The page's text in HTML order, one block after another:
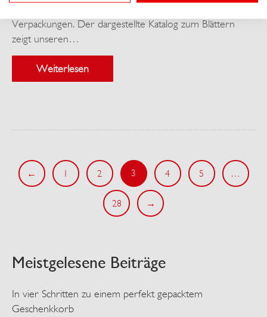
Verpackungen. Der dargestellte Katalog zum Blättern
zeigt unseren…
Weiterlesen
← 1 2 3 4 5 …
28 →
Meistgelesene Beiträge
In vier Schritten zu einem perfekt gepacktem
Geschenkkorb